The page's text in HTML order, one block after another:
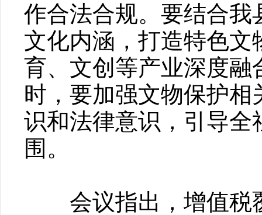
作合法合规。要结合
文化内涵，打造特色
育、文创等产业深度
时，要加强文物保护
识和法律意识，引导全
围。
会议指出，增值税